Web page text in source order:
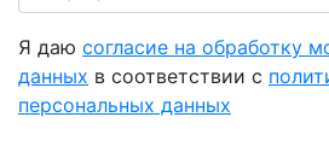
Я даю согласие на обработку
данных в соответствии с
персональных данных